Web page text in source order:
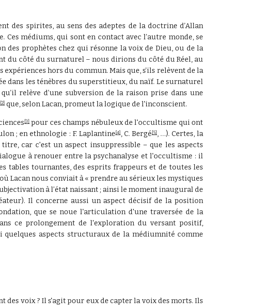
des spirites, au sens des adeptes de la doctrine d’Allan
médiums, qui sont en contact avec l’autre monde, se
prophètes chez qui résonne la voix de Dieu, ou de la
du côté du surnaturel – nous dirions du côté du Réel, au
hors du commun. Mais que, s’ils relèvent de la
dans les ténèbres du superstitieux, du naïf. Le surnaturel
relève d’une subversion de la raison prise dans une
[2] que, selon Lacan, promeut la logique de l'inconscient.
[3]
pour ces champs nébuleux de l'occultisme qui ont
; en ethnologie : F. Laplantine [4] , C. Bergé [5] , …). Certes, la
car c'est un aspect insuppressible – que les aspects
à renouer entre la psychanalyse et l'occultisme : il
tables tournantes, des esprits frappeurs et de toutes les
Lacan nous conviait à « prendre au sérieux les mystiques
à l’état naissant ; ainsi le moment inaugural de
Il concerne aussi un aspect décisif de la position
que se noue l'articulation d'une traversée de la
ce prolongement de l'exploration du versant positif,
quelques aspects structuraux de la médiumnité comme
voix ? Il s'agit pour eux de capter la voix des morts. Ils